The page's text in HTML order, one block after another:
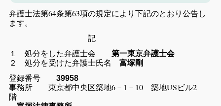
弁護士法第64条第63項の規定により下記のとおり公告し
ます。
記
１ 処分をした弁護士会第一東京弁護士会
２ 処分を受けた弁護士氏名富塚剛
登録番号 39958
事務所 東京都中央区築地6－1－10 築地USビル2
階